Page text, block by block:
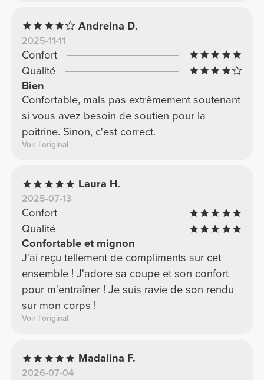
Andreina D.
2025-11-11
Confort
Qualité
Bien
Confortable, mais pas extrêmement soutenant
si vous avez besoin de soutien pour la
poitrine. Sinon, c'est correct.
Voir l'original
Laura H.
2025-07-13
Confort
Qualité
Confortable et mignon
J'ai reçu tellement de compliments sur cet
ensemble ! J'adore sa coupe et son confort
pour m'entraîner ! Je suis ravie de son rendu
sur mon corps !
Voir l'original
Madalina F.
2026-07-04